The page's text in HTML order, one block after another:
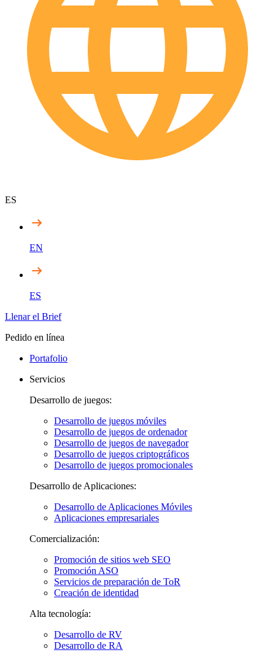
ES
EN
ES
Llenar el Brief
Pedido en línea
Portafolio
Servicios
Desarrollo de juegos:
Desarrollo de juegos móviles
Desarrollo de juegos de ordenador
Desarrollo de juegos de navegador
Desarrollo de juegos criptográficos
Desarrollo de juegos promocionales
Desarrollo de Aplicaciones:
Desarrollo de Aplicaciones Móviles
Aplicaciones empresariales
Comercialización:
Promoción de sitios web SEO
Promoción ASO
Servicios de preparación de ToR
Creación de identidad
Alta tecnología:
Desarrollo de RV
Desarrollo de RA